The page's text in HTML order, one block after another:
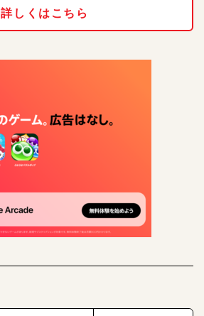
詳しくはこちら